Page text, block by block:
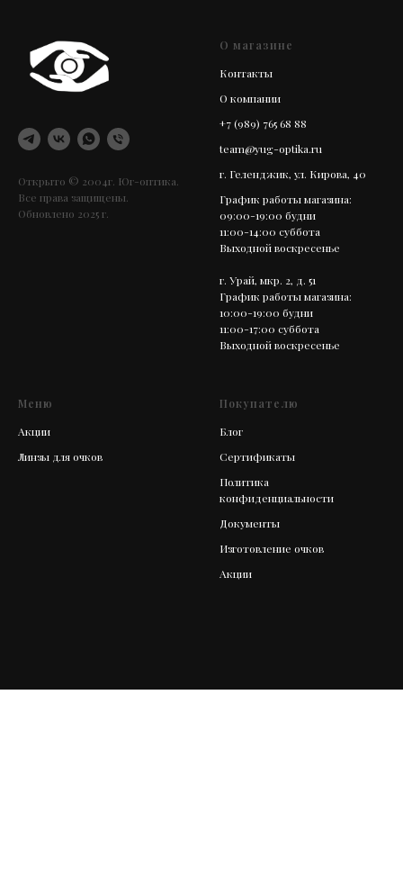
Открыто © 2004г. Юг-оптика.
Все права защищены.
Обновлено 2025 г.
О магазине
Контакты
О компании
+7 (989) 765 68 88
team@yug-optika.ru
г. Геленджик, ул. Кирова, 40
График работы магазина:
09:00-19:00 будни
11:00-14:00 суббота
Выходной воскресенье
г. Урай, мкр. 2, д. 51
График работы магазина:
10:00-19:00 будни
11:00-17:00 суббота
Выходной воскресенье
Меню
Акции
Линзы для очков
Покупателю
Блог
Сертификаты
Политика
конфиденциальности
Документы
Изготовление очков
Акции